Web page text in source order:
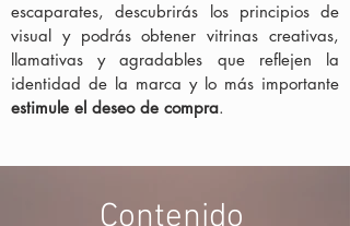
escaparates, descubrirás los principios de
visual y podrás obtener vitrinas creativas,
llamativas y agradables que reflejen la
identidad de la marca y lo más importante
estimule el deseo de compra.
Contenido